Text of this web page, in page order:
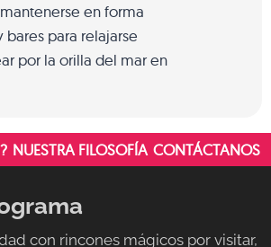
en forma
bares para relajarse
por la orilla del mar en
NUESTRA FILOSOFÍA CONTÁCTANOS
con rincones mágicos por visitar,